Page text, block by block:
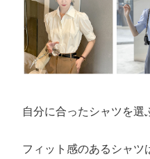
自分に合ったシャツを選
フィット感のあるシャ